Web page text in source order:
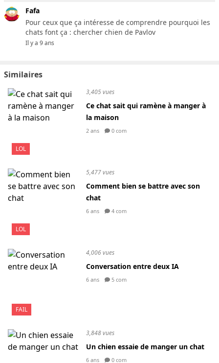
Fafa
Pour ceux que ça intéresse de comprendre pourquoi les
chats font ça : chercher chien de Pavlov
Il y a 9 ans
Similaires
LOL
3,405 vues
Ce chat sait qui ramène à manger à
la maison
2 ans 0 com
LOL
5,477 vues
Comment bien se battre avec son
chat
6 ans 4 com
FAIL
4,006 vues
Conversation entre deux IA
6 ans 5 com
3,848 vues
Un chien essaie de manger un chat
6 ans 0 com